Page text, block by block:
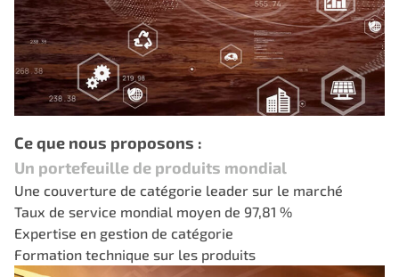
Ce que nous proposons :
Un portefeuille de produits mondial
Une couverture de catégorie leader sur le marché
Taux de service mondial moyen de 97,81 %
Expertise en gestion de catégorie
Formation technique sur les produits